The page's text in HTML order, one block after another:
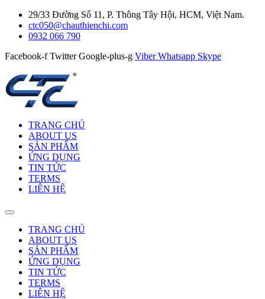
29/33 Đường Số 11, P. Thông Tây Hội, HCM, Việt Nam.
ctc050@chauthienchi.com
0932 066 790
Facebook-f Twitter Google-plus-g Viber Whatsapp Skype
TRANG CHỦ
ABOUT US
SẢN PHẨM
ỨNG DỤNG
TIN TỨC
TERMS
LIÊN HỆ
TRANG CHỦ
ABOUT US
SẢN PHẨM
ỨNG DỤNG
TIN TỨC
TERMS
LIÊN HỆ